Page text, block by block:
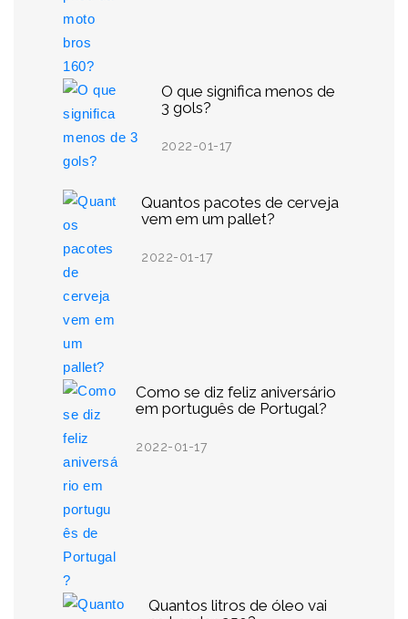
O que significa menos de
3 gols?
2022-01-17
Quantos pacotes de cerveja
vem em um pallet?
2022-01-17
Como se diz feliz aniversário
em português de Portugal?
2022-01-17
Quantos litros de óleo vai